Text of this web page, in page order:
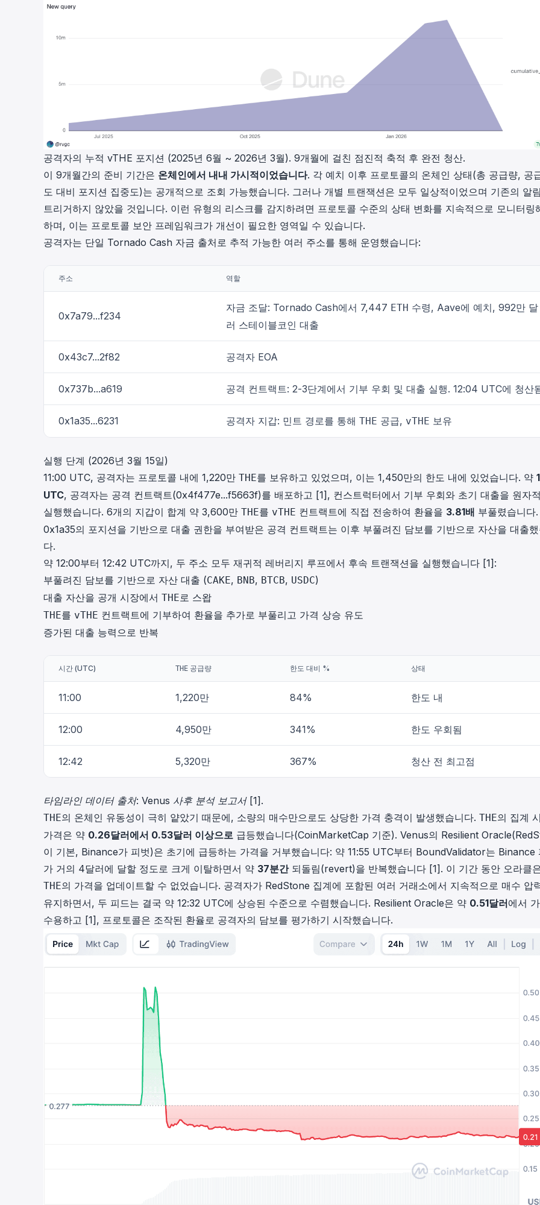
공격자의 누적 vTHE 포지션 (2025년 6월 ~ 2026년 3월). 9개월에 걸친 점진적 축적 후 완전 청산.
이 9개월간의 준비 기간은 온체인에서 내내 가시적이었습니다. 각 예치 이후 프로토콜의 온체인 상태(총 공급량, 공
도 대비 포지션 집중도)는 공개적으로 조회 가능했습니다. 그러나 개별 트랜잭션은 모두 일상적이었으며 기존의 알
트리거하지 않았을 것입니다. 이런 유형의 리스크를 감지하려면 프로토콜 수준의 상태 변화를 지속적으로 모니터링
하며, 이는 프로토콜 보안 프레임워크가 개선이 필요한 영역일 수 있습니다.
공격자는 단일 Tornado Cash 자금 출처로 추적 가능한 여러 주소를 통해 운영했습니다:
주소 역할
0x7a79...f234
자금 조달: Tornado Cash에서 7,447 ETH 수령, Aave에 예치, 992만 달
러 스테이블코인 대출
0x43c7...2f82 공격자 EOA
0x737b...a619 공격 컨트랙트: 2-3단계에서 기부 우회 및 대출 실행. 12:04 UTC에 청산
0x1a35...6231 공격자 지갑: 민트 경로를 통해 THE 공급, vTHE 보유
실행 단계 (2026년 3월 15일)
11:00 UTC, 공격자는 프로토콜 내에 1,220만 THE를 보유하고 있었으며, 이는 1,450만의 한도 내에 있었습니다. 약
UTC, 공격자는 공격 컨트랙트(0x4f477e...f5663f)를 배포하고 [1], 컨스트럭터에서 기부 우회와 초기 대출을 원자
실행했습니다. 6개의 지갑이 합계 약 3,600만 THE를 vTHE 컨트랙트에 직접 전송하여 환율을 3.81배 부풀렸습니다.
0x1a35의 포지션을 기반으로 대출 권한을 부여받은 공격 컨트랙트는 이후 부풀려진 담보를 기반으로 자산을 대출했
다.
약 12:00부터 12:42 UTC까지, 두 주소 모두 재귀적 레버리지 루프에서 후속 트랜잭션을 실행했습니다 [1]:
부풀려진 담보를 기반으로 자산 대출 (CAKE, BNB, BTCB, USDC)
대출 자산을 공개 시장에서 THE로 스왑
THE를 vTHE 컨트랙트에 기부하여 환율을 추가로 부풀리고 가격 상승 유도
증가된 대출 능력으로 반복
시간 (UTC) THE 공급량 한도 대비 % 상태
11:00 1,220만 84% 한도 내
12:00 4,950만 341% 한도 우회됨
12:42 5,320만 367% 청산 전 최고점
타임라인 데이터 출처: Venus 사후 분석 보고서 [1].
THE의 온체인 유동성이 극히 얕았기 때문에, 소량의 매수만으로도 상당한 가격 충격이 발생했습니다. THE의 집계
가격은 약 0.26달러에서 0.53달러 이상으로 급등했습니다(CoinMarketCap 기준). Venus의 Resilient
이 기본, Binance가 피벗)은 초기에 급등하는 가격을 거부했습니다: 약 11:55 UTC부터 BoundValidator는 Binance
가 거의 4달러에 달할 정도로 크게 이탈하면서 약 37분간되돌림(revert)을 반복했습니다 [1]. 이 기간 동안 오라클
THE의 가격을 업데이트할 수 없었습니다. 공격자가 RedStone 집계에 포함된 여러 거래소에서 지속적으로 매수 압
유지하면서, 두 피드는 결국 약 12:32 UTC에 상승된 수준으로 수렴했습니다. Resilient Oracle은 약 0.51달러에서
수용하고 [1], 프로토콜은 조작된 환율로 공격자의 담보를 평가하기 시작했습니다.